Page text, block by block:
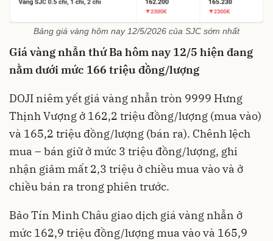
Bảng giá vàng hôm nay 12/5/2026 của SJC sớm nhất
Giá vàng nhẫn thứ Ba hôm nay 12/5 hiện đang
nằm dưới mức 166 triệu đồng/lượng
DOJI niêm yết giá vàng nhẫn tròn 9999 Hưng
Thịnh Vượng ở 162,2 triệu đồng/lượng (mua vào)
và 165,2 triệu đồng/lượng (bán ra). Chênh lệch
mua – bán giữ ở mức 3 triệu đồng/lượng, ghi
nhận giảm mất 2,3 triệu ở chiều mua vào và ở
chiều bán ra trong phiên trước.
Bảo Tín Minh Châu giao dịch giá vàng nhẫn ở
mức 162,9 triệu đồng/lượng mua vào và 165,9